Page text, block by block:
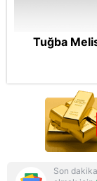
Tuğba
Son